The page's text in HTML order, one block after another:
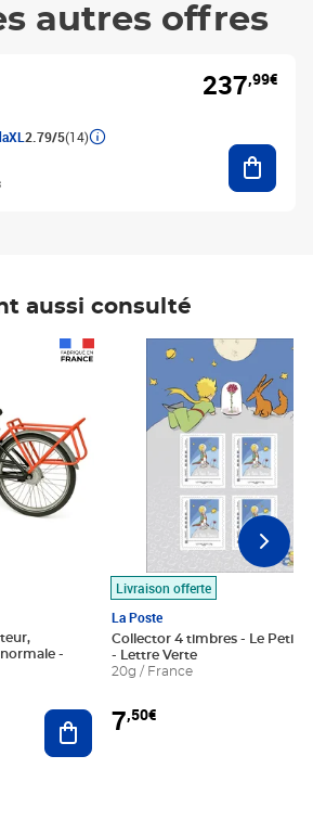
autres offres
2.79/5(14)
237,99€
aussi consulté
Ajouter au panier
Livraison offerte
La Poste
Collector 4 timbres - Le Petit
- Lettre Verte
20g / France
7,50€
Prix 7,50€